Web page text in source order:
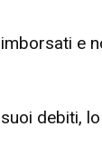
e
debiti,